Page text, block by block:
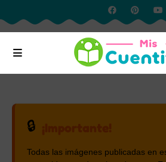
🔒
Todas las imágenes publicadas en